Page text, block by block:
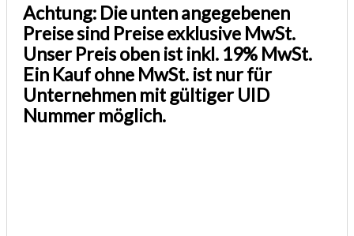
Achtung: Die unten angegebenen
Preise sind Preise exklusive MwSt.
Unser Preis oben ist inkl. 19% MwSt.
Ein Kauf ohne MwSt. ist nur für
Unternehmen mit gültiger UID
Nummer möglich.